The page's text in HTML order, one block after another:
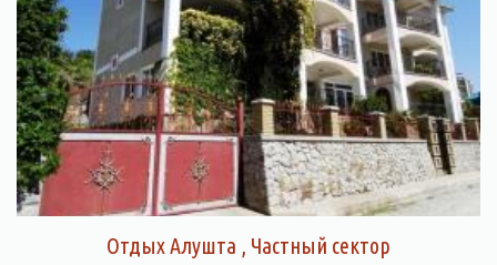
Отдых Алушта , Частный сектор